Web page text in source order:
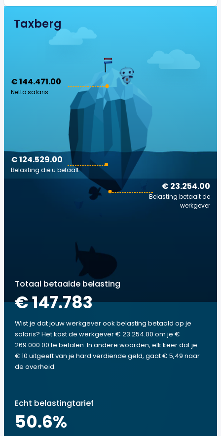
Taxberg
€ 144.471.00
Netto salaris
€ 23.254.00
Belasting betaalt de
werkgever
€ 124.529.00
Belasting die u betaalt
Totaal betaalde belasting
€ 147.783
Wist je dat jouw werkgever ook belasting betaald op je
salaris? Het kost de werkgever € 23.254.00 om je €
269.000.00 te betalen. In andere woorden, elk keer dat je
€ 10 uitgeeft van je hard verdiende geld, gaat € 5,49 naar
de overheid.
Echt belastingtarief
50.6%